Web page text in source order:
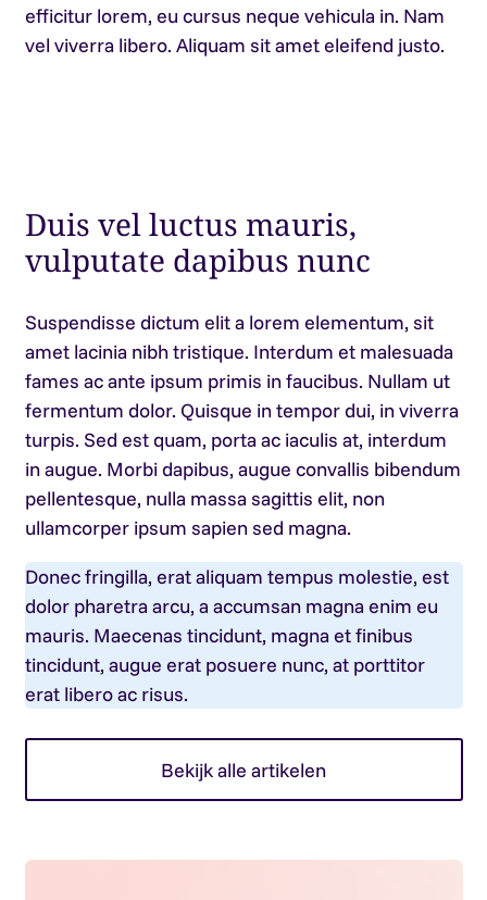
efficitur lorem, eu cursus neque vehicula in. Nam
vel viverra libero. Aliquam sit amet eleifend justo.
Duis vel luctus mauris,
vulputate dapibus nunc
Suspendisse dictum elit a lorem elementum, sit
amet lacinia nibh tristique. Interdum et malesuada
fames ac ante ipsum primis in faucibus. Nullam ut
fermentum dolor. Quisque in tempor dui, in viverra
turpis. Sed est quam, porta ac iaculis at, interdum
in augue. Morbi dapibus, augue convallis bibendum
pellentesque, nulla massa sagittis elit, non
ullamcorper ipsum sapien sed magna.
Donec fringilla, erat aliquam tempus molestie, est
dolor pharetra arcu, a accumsan magna enim eu
mauris. Maecenas tincidunt, magna et finibus
tincidunt, augue erat posuere nunc, at porttitor
erat libero ac risus.
Bekijk alle artikelen